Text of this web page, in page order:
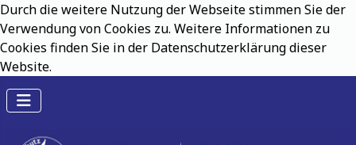
Durch die weitere Nutzung der Webseite stimmen Sie der
Verwendung von Cookies zu. Weitere Informationen zu
Cookies finden Sie in der Datenschutzerklärung dieser
Website.